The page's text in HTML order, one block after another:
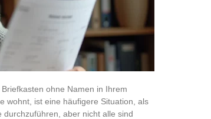
ohne Namen in Ihrem
wohnt, ist eine häufigere Situation, als
aber nicht alle sind